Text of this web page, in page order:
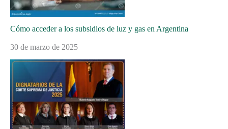
Cómo acceder a los subsidios de luz y gas en Argentina
30 de marzo de 2025